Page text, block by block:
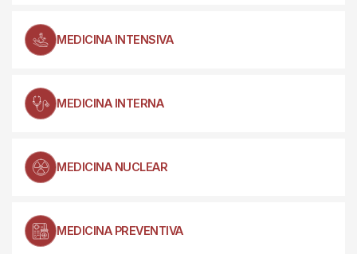
MEDICINA INTENSIVA
MEDICINA INTERNA
MEDICINA NUCLEAR
MEDICINA PREVENTIVA